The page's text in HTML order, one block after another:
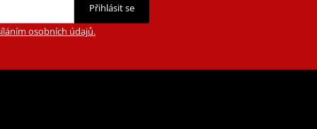
Přihlásit se
osobních údajů.